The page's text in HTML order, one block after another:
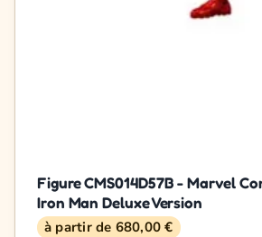
Figure CMS014D57B - Marvel
Iron Man Deluxe Version
à partir de 680,00 €